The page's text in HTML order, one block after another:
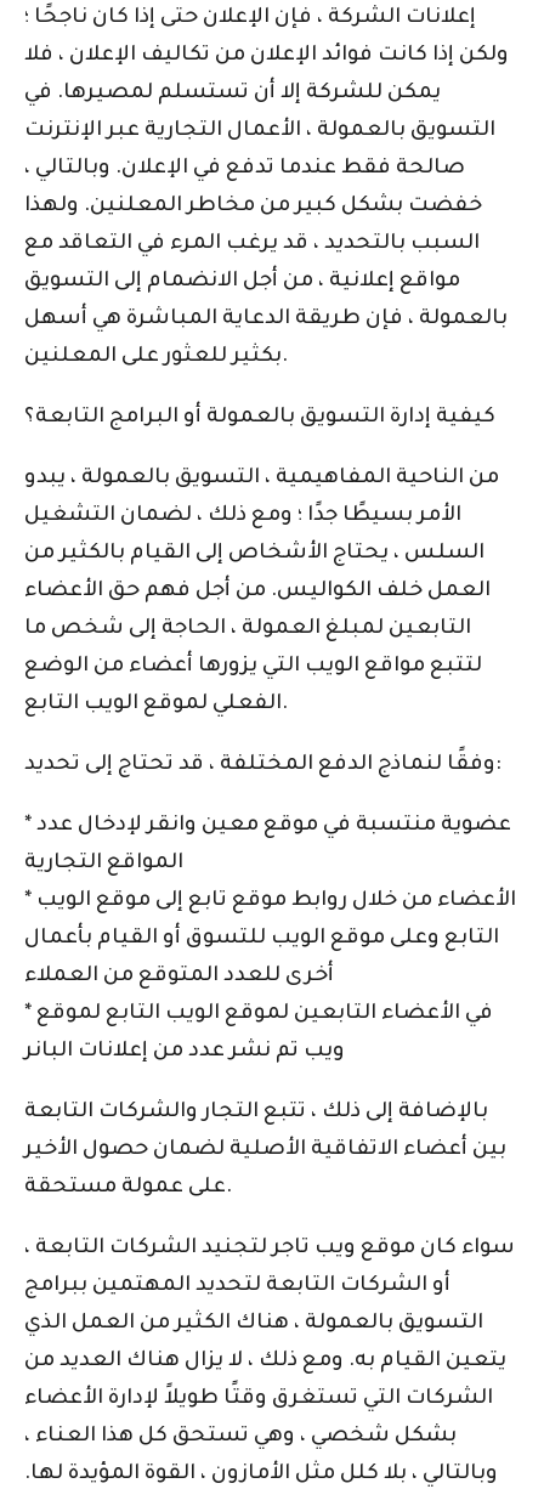
إعلانات الشركة ، فإن الإعلان حتى إذا كان ناجحًا ؛
ولكن إذا كانت فوائد الإعلان من تكاليف الإعلان ، فلا
يمكن للشركة إلا أن تستسلم لمصيرها. في
التسويق بالعمولة ، الأعمال التجارية عبر الإنترنت
صالحة فقط عندما تدفع في الإعلان. وبالتالي ،
خفضت بشكل كبير من مخاطر المعلنين. ولهذا
السبب بالتحديد ، قد يرغب المرء في التعاقد مع
مواقع إعلانية ، من أجل الانضمام إلى التسويق
بالعمولة ، فإن طريقة الدعاية المباشرة هي أسهل
بكثير للعثور على المعلنين.
كيفية إدارة التسويق بالعمولة أو البرامج التابعة؟
من الناحية المفاهيمية ، التسويق بالعمولة ، يبدو
الأمر بسيطًا جدًا ؛ ومع ذلك ، لضمان التشغيل
السلس ، يحتاج الأشخاص إلى القيام بالكثير من
العمل خلف الكواليس. من أجل فهم حق الأعضاء
التابعين لمبلغ العمولة ، الحاجة إلى شخص ما
لتتبع مواقع الويب التي يزورها أعضاء من الوضع
الفعلي لموقع الويب التابع.
وفقًا لنماذج الدفع المختلفة ، قد تحتاج إلى تحديد:
* عضوية منتسبة في موقع معين وانقر لإدخال عدد
المواقع التجارية
* الأعضاء من خلال روابط موقع تابع إلى موقع الويب
التابع وعلى موقع الويب للتسوق أو القيام بأعمال
أخرى للعدد المتوقع من العملاء
* في الأعضاء التابعين لموقع الويب التابع لموقع
ويب تم نشر عدد من إعلانات البانر
بالإضافة إلى ذلك ، تتبع التجار والشركات التابعة
بين أعضاء الاتفاقية الأصلية لضمان حصول الأخير
على عمولة مستحقة.
سواء كان موقع ويب تاجر لتجنيد الشركات التابعة ،
أو الشركات التابعة لتحديد المهتمين ببرامج
التسويق بالعمولة ، هناك الكثير من العمل الذي
يتعين القيام به. ومع ذلك ، لا يزال هناك العديد من
الشركات التي تستغرق وقتًا طويلاً لإدارة الأعضاء
بشكل شخصي ، وهي تستحق كل هذا العناء ،
وبالتالي ، بلا كلل مثل الأمازون ، القوة المؤيدة لها.